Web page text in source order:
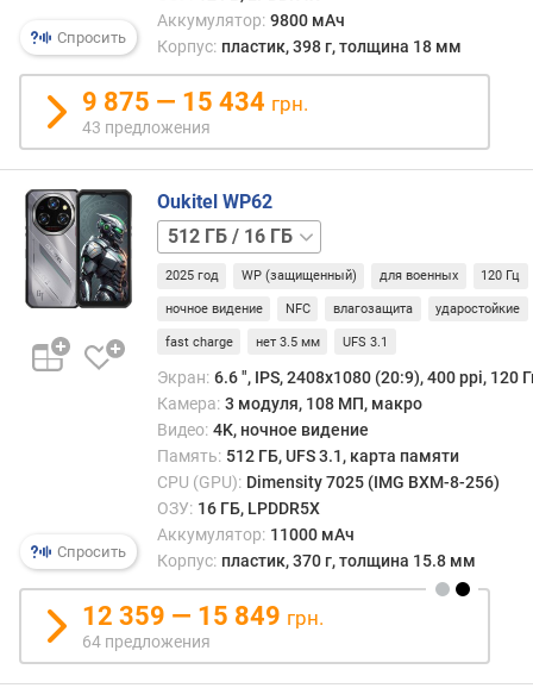
д
л
о
ж
е
н
й
д
и
г
о
с
п
е
(
Спросить
Аккумулятор: 9800 мАч
Корпус: пластик, 398 г, толщина 18 мм
9 875 — 15 434 грн.
43 предложения
Спросить
Oukitel WP62
256 ГБ
/
8 ГБ512 ГБ
12 ГБ
2025 год WP (защищенный) для военных 120 Гц
ночное видение NFC влагозащита ударостойкие
fast charge нет 3.5 мм UFS 3.1
Экран: 6.6 ", IPS, 2408х1080 (20:9), 400 ppi, 120
Камера: 3 модуля, 108 МП, макро
Видео: 4K, ночное видение
Память: 512 ГБ, UFS 3.1, карта памяти
CPU (GPU): Dimensity 7025 (IMG BXM-8-256)
ОЗУ: 16 ГБ, LPDDR5X
Аккумулятор: 11000 мАч
Корпус: пластик, 370 г, толщина 15.8 мм
12 359 — 15 849 грн.
64 предложения